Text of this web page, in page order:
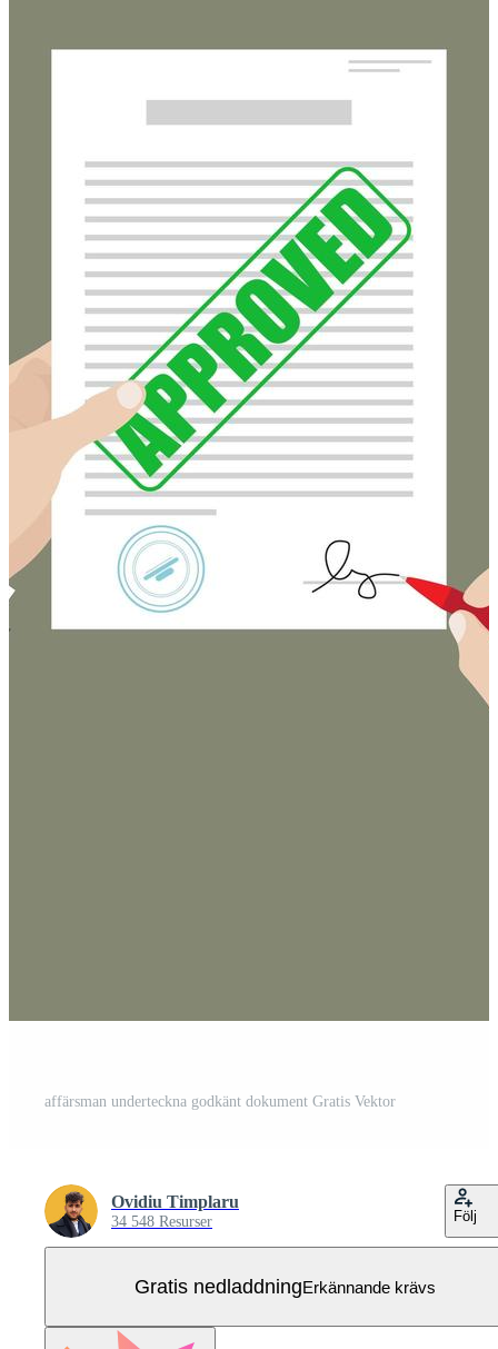
affärsman underteckna godkänt dokument Gratis Vektor
Ovidiu Timplaru
34 548 Resurser Följ
Gratis nedladdningErkännande krävs